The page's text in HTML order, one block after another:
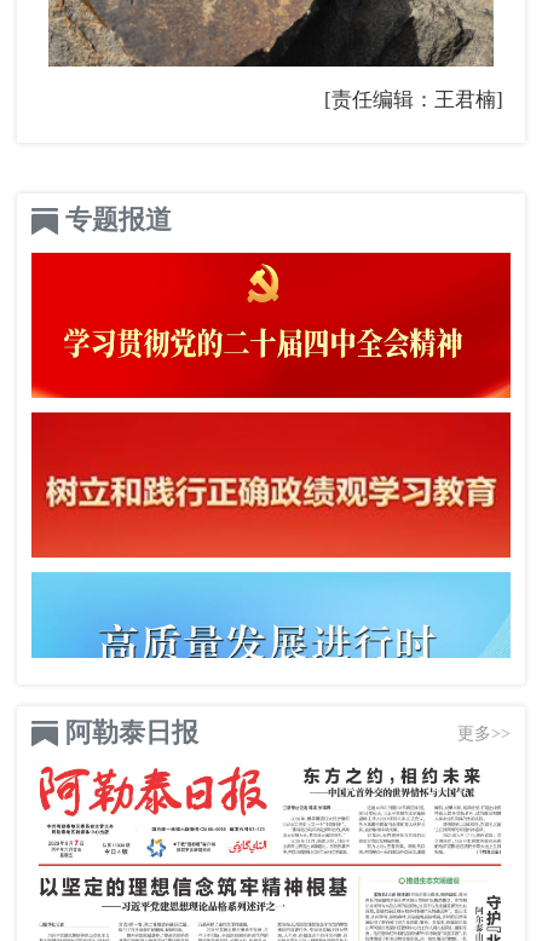
[责任编辑：王君楠]
专题报道
阿勒泰日报 更多>>